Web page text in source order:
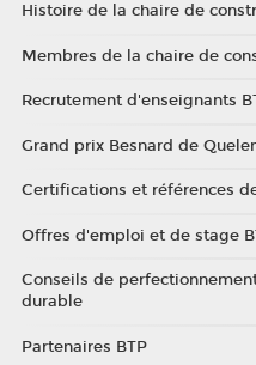
Histoire de la chaire de
Membres de la chaire de
Recrutement d'enseignants
Grand prix Besnard de
Certifications et références
Offres d'emploi et de stage
Conseils de
durable
Partenaires BTP